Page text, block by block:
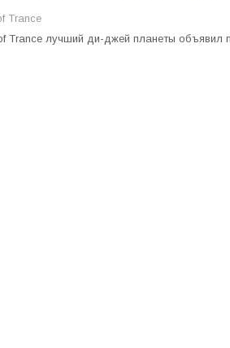
Trance
Trance лучший ди-джей планеты объявил